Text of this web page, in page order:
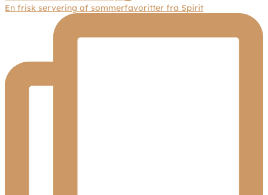
En frisk servering af sommerfavoritter fra Spirit